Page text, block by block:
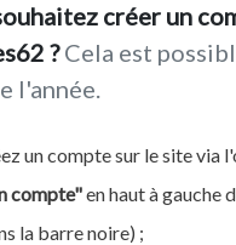
créer un
?Cela est
l'année.
un compte sur le site via
compte"en haut à gauche
la barre noire) ;